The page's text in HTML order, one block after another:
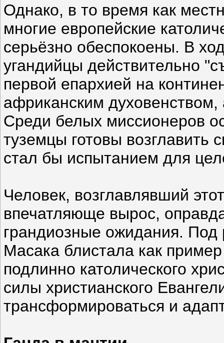
Однако, в то время как
многие европейские
серьёзно обеспокоены. В
угандийцы действительно
первой епархией на
африканским
Среди белых миссионеров
туземцы готовы возглавить
стал бы испытанием для
Человек, возглавлявший
впечатляюще вырос,
грандиозные ожидания. Под
Масака блистала как
подлинно католического
силы христианского
трансформироваться и